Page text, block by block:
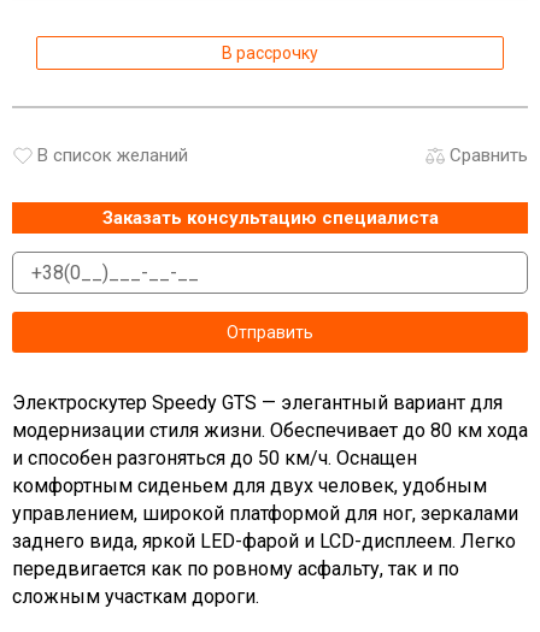
В рассрочку
В список желаний Сравнить
Заказать консультацию специалиста
Электроскутер Speedy GTS — элегантный вариант для
модернизации стиля жизни. Обеспечивает до 80 км хода
и способен разгоняться до 50 км/ч. Оснащен
комфортным сиденьем для двух человек, удобным
управлением, широкой платформой для ног, зеркалами
заднего вида, яркой LED-фарой и LCD-дисплеем. Легко
передвигается как по ровному асфальту, так и по
сложным участкам дороги.